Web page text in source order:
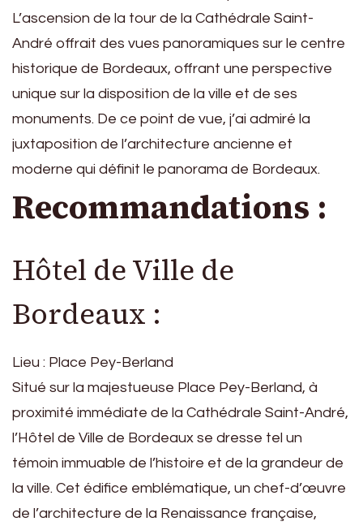
L’ascension de la tour de la Cathédrale Saint-
André offrait des vues panoramiques sur le centre
historique de Bordeaux, offrant une perspective
unique sur la disposition de la ville et de ses
monuments. De ce point de vue, j’ai admiré la
juxtaposition de l’architecture ancienne et
moderne qui définit le panorama de Bordeaux.
Recommandations :
Hôtel de Ville de
Bordeaux :
Lieu : Place Pey-Berland
Situé sur la majestueuse Place Pey-Berland, à
proximité immédiate de la Cathédrale Saint-André,
l’Hôtel de Ville de Bordeaux se dresse tel un
témoin immuable de l’histoire et de la grandeur de
la ville. Cet édifice emblématique, un chef-d’œuvre
de l’architecture de la Renaissance française,